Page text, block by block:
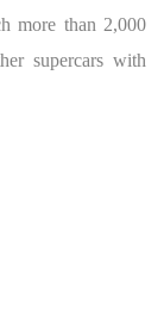
more than 2,000
supercars with